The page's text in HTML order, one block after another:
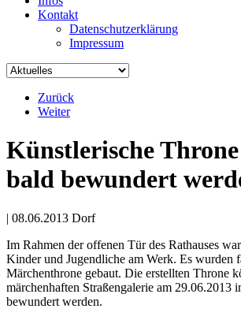
Kontakt
Datenschutzerklärung
Impressum
Mehr
Zurück
Weiter
Künstlerische
bald bewundert
| 08.06.2013 Dorf
Im Rahmen der offenen Tür des Rathauses
Kinder und Jugendliche am Werk. Es wurden
Märchenthrone gebaut. Die erstellten Throne
märchenhaften Straßengalerie am 29.06.2013
bewundert werden.